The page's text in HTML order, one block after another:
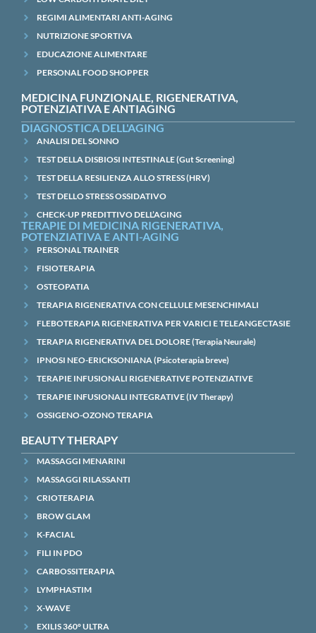
REGIMI ALIMENTARI ANTI-AGING
NUTRIZIONE SPORTIVA
EDUCAZIONE ALIMENTARE
PERSONAL FOOD SHOPPER
MEDICINA FUNZIONALE, RIGENERATIVA,
POTENZIATIVA E ANTIAGING
DIAGNOSTICA DELL'AGING
ANALISI DEL SONNO
TEST DELLA DISBIOSI INTESTINALE (Gut Screening)
TEST DELLA RESILIENZA ALLO STRESS (HRV)
TEST DELLO STRESS OSSIDATIVO
CHECK-UP PREDITTIVO DELL’AGING
TERAPIE DI MEDICINA RIGENERATIVA,
POTENZIATIVA E ANTI-AGING
PERSONAL TRAINER
FISIOTERAPIA
OSTEOPATIA
TERAPIA RIGENERATIVA CON CELLULE MESENCHIMALI
FLEBOTERAPIA RIGENERATIVA PER VARICI E TELEANGECTASIE
TERAPIA RIGENERATIVA DEL DOLORE (Terapia Neurale)
IPNOSI NEO-ERICKSONIANA (Psicoterapia breve)
TERAPIE INFUSIONALI RIGENERATIVE POTENZIATIVE
TERAPIE INFUSIONALI INTEGRATIVE (IV Therapy)
OSSIGENO-OZONO TERAPIA
BEAUTY THERAPY
MASSAGGI MENARINI
MASSAGGI RILASSANTI
CRIOTERAPIA
BROW GLAM
K-FACIAL
FILI IN PDO
CARBOSSITERAPIA
LYMPHASTIM
X-WAVE
EXILIS 360° ULTRA